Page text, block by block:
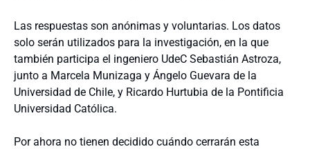
Las respuestas son anónimas y voluntarias. Los datos
solo serán utilizados para la investigación, en la que
también participa el ingeniero UdeC Sebastián Astroza,
junto a Marcela Munizaga y Ángelo Guevara de la
Universidad de Chile, y Ricardo Hurtubia de la Pontificia
Universidad Católica.
Por ahora no tienen decidido cuándo cerrarán esta